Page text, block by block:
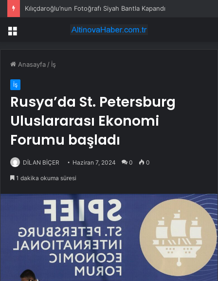
Kılıçdaroğlu’nun Fotoğrafı Siyah Bantla Kapandı
Menü
Anasayfa / İş
İş
Rusya’da St. Petersburg
Uluslararası Ekonomi
Forumu başladı
DİLAN BİÇER Haziran 7, 2024 0 0
1 dakika okuma süresi